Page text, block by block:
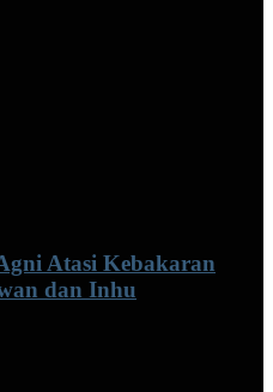
Atasi Kebakaran
dan Inhu